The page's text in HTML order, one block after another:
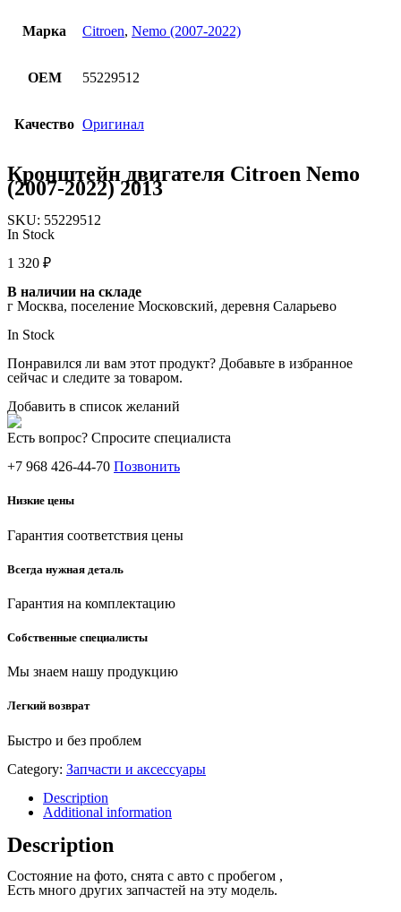
Марка Citroen, Nemo (2007-2022)
OEM 55229512
Качество Оригинал
Кронштейн двигателя Citroen Nemo
(2007-2022) 2013
SKU: 55229512
In Stock
1 320 ₽
В наличии на складе
г Москва, поселение Московский, деревня Саларьево
In Stock
Понравился ли вам этот продукт? Добавьте в избранное
сейчас и следите за товаром.
Добавить в список желаний
Есть вопрос? Спросите специалиста
+7 968 426-44-70 Позвонить
Низкие цены
Гарантия соответствия цены
Всегда нужная деталь
Гарантия на комплектацию
Собственные специалисты
Мы знаем нашу продукцию
Легкий возврат
Быстро и без проблем
Category: Запчасти и аксессуары
Description
Additional information
Description
Состояние на фото, снята с авто с пробегом ,
Есть много других запчастей на эту модель.